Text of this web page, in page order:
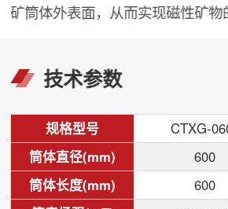
矿筒体外表面，从而实现磁性矿物
技术参数
规格型号 CTXG-
筒体直径(mm)
600
筒体长度(mm)
600